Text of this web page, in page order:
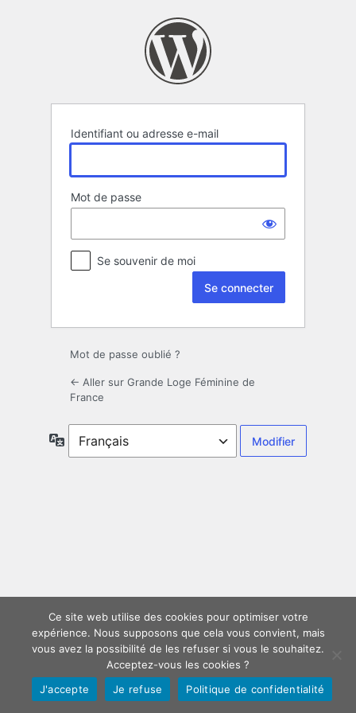
Identifiant ou adresse e-mail
Mot de passe
Se souvenir de moi
Mot de passe oublié ?
← Aller sur Grande Loge Féminine de
France
Langue
Ce site web utilise des cookies pour optimiser votre
expérience. Nous supposons que cela vous convient, mais
vous avez la possibilité de les refuser si vous le souhaitez.
Acceptez-vous les cookies ?
J'accepte
Je refuse Politique de confidentialité